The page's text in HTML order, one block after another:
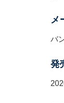
メ
バ
発